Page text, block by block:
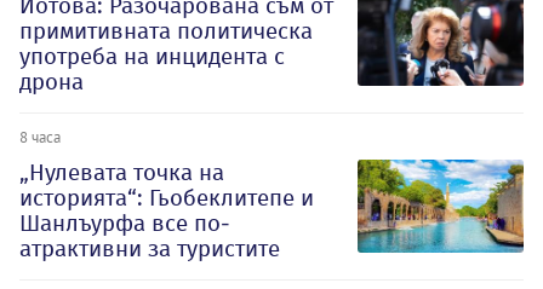
примитивната политическа
употреба на инцидента с
дрона
8 часа
„Нулевата точка на
историята“: Гьобеклитепе и
Шанлъурфа все по-
атрактивни за туристите